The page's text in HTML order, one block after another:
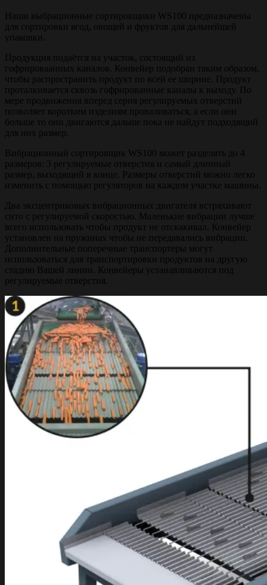
Наши выбрационные сортировщики WS100 предназначены
для сортировки ягод, овощей и фруктов для дальнейшей
упаковки.
Продукция подаётся на участок, состоящий из
гофрироваанных каналов. Конвейер подобран таким образом,
чтобы распространить продукт по всей ее ширине. Продукт
проталкивается сквозь гофрированные каналы к выходу. По
мере продвижения вперед серия регулируемых отверстий
позволяет коротким изделиям проваливаться, а если они
больше то они двигаются дальше пока не найдут подходящий
для них размер.
Вибрационный сортировщик WS100 может разделять до 4
размеров: 3 регулируемые отверстия и самый длинный
размер, выходящий в конце. Размеры отверстий можно легко
изменить с помощью регуляторов на каждом участке машины.
Два эксцентриковых вибрационных двигателя встряхивают
сито с регулируемой скоростью. Маленькие вибрации лучше
всего использовать чтобы продукт не отскакивал. Конвейер
установлен на пружинах чтобы не передавались вибрации.
Дополнительные поперечные транспортеры могут
использоваться для транспортировки продуктов на другую
стадию Вашей линии. Конвейеры устанавливаются под
регулируемые отверстия.